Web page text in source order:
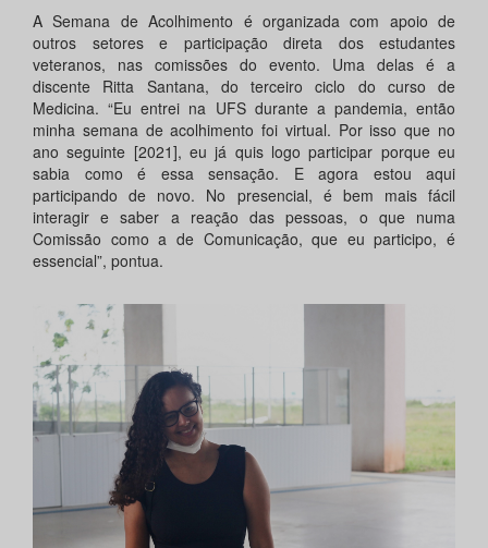
A Semana de Acolhimento é organizada com apoio de
outros setores e participação direta dos estudantes
veteranos, nas comissões do evento. Uma delas é a
discente Ritta Santana, do terceiro ciclo do curso de
Medicina. “Eu entrei na UFS durante a pandemia, então
minha semana de acolhimento foi virtual. Por isso que no
ano seguinte [2021], eu já quis logo participar porque eu
sabia como é essa sensação. E agora estou aqui
participando de novo. No presencial, é bem mais fácil
interagir e saber a reação das pessoas, o que numa
Comissão como a de Comunicação, que eu participo, é
essencial”, pontua.